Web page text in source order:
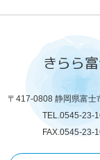
きらら
〒417-0808 静岡県富士
TEL.0545-23-
FAX.0545-23-